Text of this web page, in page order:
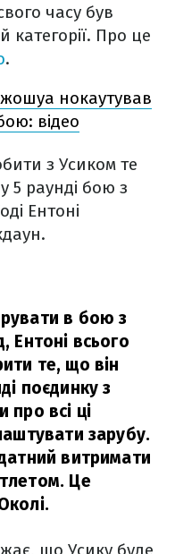
часу був
категорії. Про це
.
нокаутував
відео
з Усиком те
5 раунді бою з
Ентоні
в бою з
Ентоні всього
те, що він
поєдинку з
всі ці
зарубу.
витримати
Це